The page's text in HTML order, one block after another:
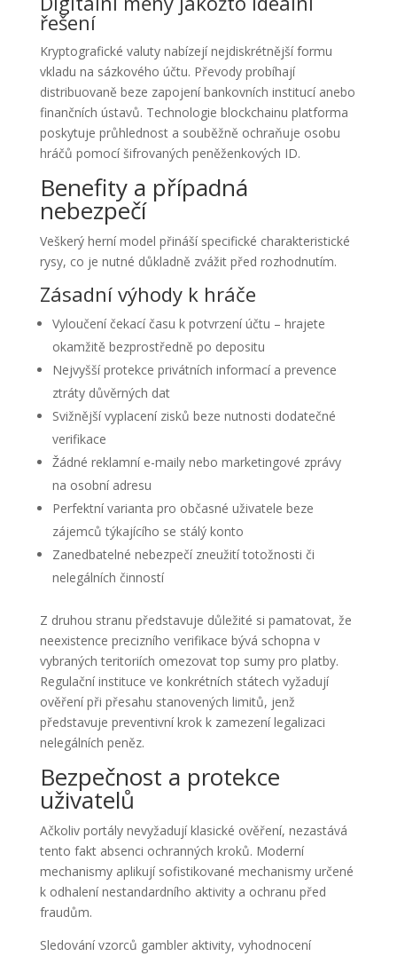
řešení
Kryptografické valuty nabízejí nejdiskrétnější formu
vkladu na sázkového účtu. Převody probíhají
distribuovaně beze zapojení bankovních institucí anebo
finančních ústavů. Technologie blockchainu platforma
poskytuje průhlednost a souběžně ochraňuje osobu
hráčů pomocí šifrovaných peněženkových ID.
Benefity a případná
nebezpečí
Veškerý herní model přináší specifické charakteristické
rysy, co je nutné důkladně zvážit před rozhodnutím.
Zásadní výhody k hráče
Vyloučení čekací času k potvrzení účtu – hrajete
okamžitě bezprostředně po depositu
Nejvyšší protekce privátních informací a prevence
ztráty důvěrných dat
Svižnější vyplacení zisků beze nutnosti dodatečné
verifikace
Žádné reklamní e-maily nebo marketingové zprávy
na osobní adresu
Perfektní varianta pro občasné uživatele beze
zájemců týkajícího se stálý konto
Zanedbatelné nebezpečí zneužití totožnosti či
nelegálních činností
Z druhou stranu představuje důležité si pamatovat, že
neexistence precizního verifikace bývá schopna v
vybraných teritoriích omezovat top sumy pro platby.
Regulační instituce ve konkrétních státech vyžadují
ověření při přesahu stanovených limitů, jenž
představuje preventivní krok k zamezení legalizaci
nelegálních peněz.
Bezpečnost a protekce
uživatelů
Ačkoliv portály nevyžadují klasické ověření, nezastává
tento fakt absenci ochranných kroků. Moderní
mechanismy aplikují sofistikované mechanismy určené
k odhalení nestandardního aktivity a ochranu před
fraudům.
Sledování vzorců gambler aktivity, vyhodnocení